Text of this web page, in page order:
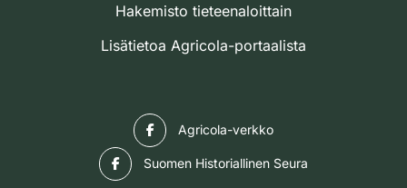
Hakemisto tieteenaloittain
Lisätietoa Agricola-portaalista
Agricola-verkko
Suomen Historiallinen Seura